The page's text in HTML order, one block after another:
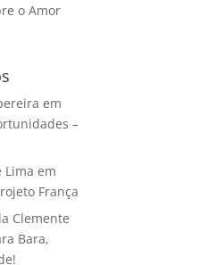
o Amor
em
–
Lima em
França
Clemente
Bara,